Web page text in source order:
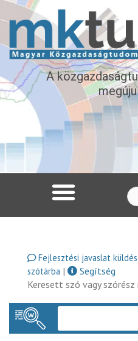
A
Fejlesztési javaslat
szótárba |
Segítség
Keresett szó vagy szórész